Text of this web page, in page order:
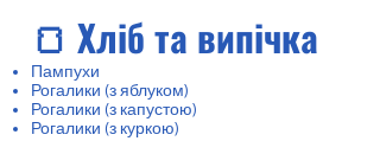
🍞 Хліб та випічка
Пампухи
Рогалики (з яблуком)
Рогалики (з капустою)
Рогалики (з куркою)